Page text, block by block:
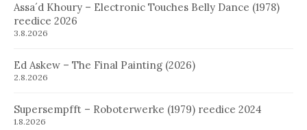
Assa´d Khoury – Electronic Touches Belly Dance (1978)
reedice 2026
3.8.2026
Ed Askew – The Final Painting (2026)
2.8.2026
Supersempfft – Roboterwerke (1979) reedice 2024
1.8.2026